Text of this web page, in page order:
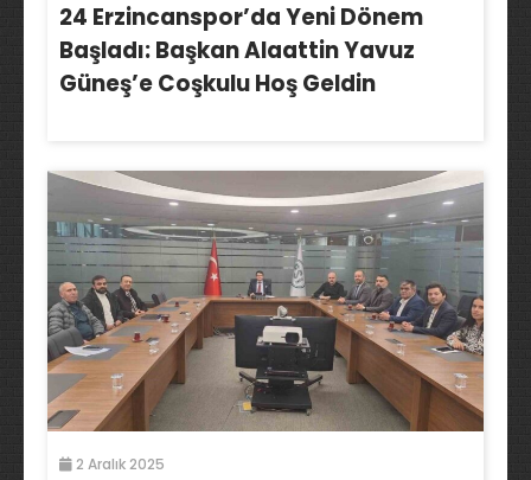
24 Erzincanspor’da Yeni Dönem
Başladı: Başkan Alaattin Yavuz
Güneş’e Coşkulu Hoş Geldin
2 Aralık 2025